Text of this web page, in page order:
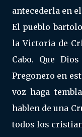
antecederla en
El pueblo
la Victoria de
Cabo. Que
Pregonero en
voz haga
hablen de una
todos los